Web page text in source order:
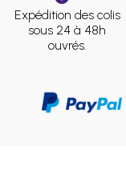
Expédition des colis
sous 24 à 48h
ouvrés.